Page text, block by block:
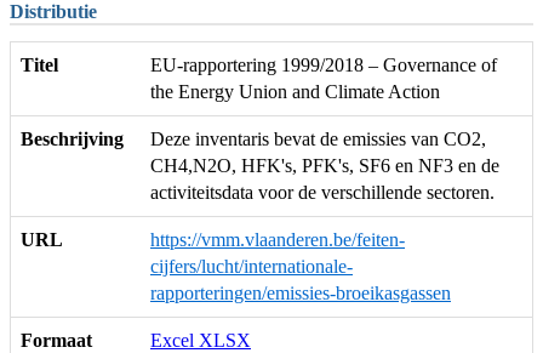
Distributie
Titel
EU-rapportering 1999/2018 – Governance of
the Energy Union and Climate Action
Beschrijving
Deze inventaris bevat de emissies van CO2,
CH4,N2O, HFK's, PFK's, SF6 en NF3 en de
activiteitsdata voor de verschillende sectoren.
URL
https://vmm.vlaanderen.be/feiten-
cijfers/lucht/internationale-
rapporteringen/emissies-broeikasgassen
Formaat Excel XLSX